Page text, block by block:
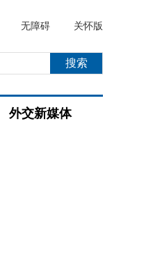
无障碍 关怀版
外交新媒体